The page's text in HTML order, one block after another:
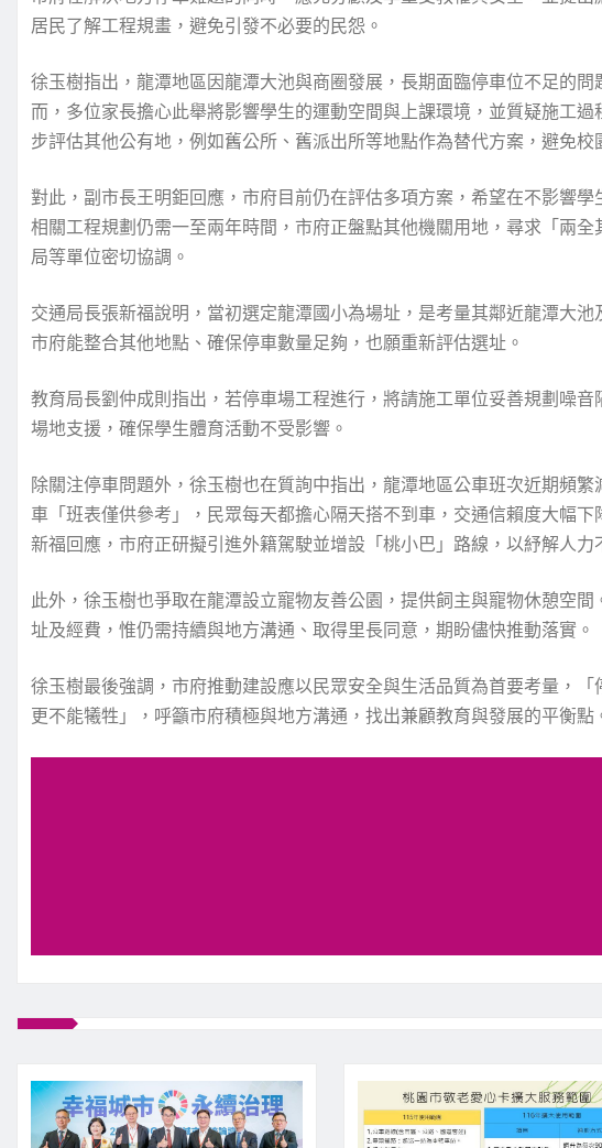
居民了解工程規畫，避免引發不必要的民怨。
徐玉樹指出，龍潭地區因龍潭大池與商圈發展，長期面臨停車位不足的
而，多位家長擔心此舉將影響學生的運動空間與上課環境，並質疑施工
步評估其他公有地，例如舊公所、舊派出所等地點作為替代方案，避免校
對此，副市長王明鉅回應，市府目前仍在評估多項方案，希望在不影響
相關工程規劃仍需一至兩年時間，市府正盤點其他機關用地，尋求「兩
局等單位密切協調。
交通局長張新福說明，當初選定龍潭國小為場址，是考量其鄰近龍潭大
市府能整合其他地點、確保停車數量足夠，也願重新評估選址。
教育局長劉仲成則指出，若停車場工程進行，將請施工單位妥善規劃噪
場地支援，確保學生體育活動不受影響。
除關注停車問題外，徐玉樹也在質詢中指出，龍潭地區公車班次近期頻
車「班表僅供參考」，民眾每天都擔心隔天搭不到車，交通信賴度大幅
新福回應，市府正研擬引進外籍駕駛並增設「桃小巴」路線，以紓解人力
此外，徐玉樹也爭取在龍潭設立寵物友善公園，提供飼主與寵物休憩空
址及經費，惟仍需持續與地方溝通、取得里長同意，期盼儘快推動落實。
徐玉樹最後強調，市府推動建設應以民眾安全與生活品質為首要考量，
更不能犧牲」，呼籲市府積極與地方溝通，找出兼顧教育與發展的平衡點